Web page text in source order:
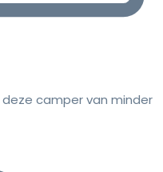
camper van minder